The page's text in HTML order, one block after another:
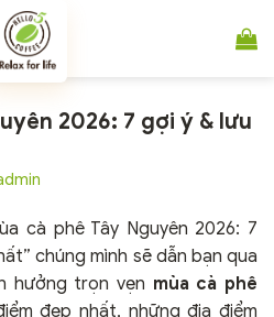
2026: 7 gợi ý & lưu
cà phê Tây Nguyên 2026: 7
chúng mình sẽ dẫn bạn qua
hưởng trọn vẹn mùa cà phê
đẹp nhất, những địa điểm